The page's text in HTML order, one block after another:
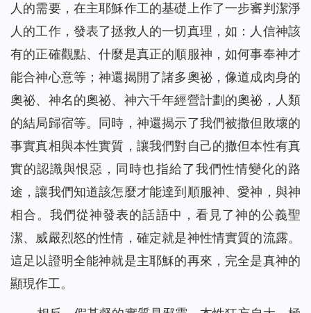
人的需要，在主耶穌作工的基礎上作了一步審判潔淨
人的工作，發表了拯救人的一切真理，如：人信神該
有的正確觀點、什麼是真正的順服神，如何事奉神才
能合神心意等；神還揭開了諸多奧祕，像道成肉身的
奧祕、神名的奧祕、神六千年經營計劃的奧祕，人類
的結局歸宿等。同時，神還揭示了我們被撒但敗壞的
事實真相與本性實質，讓我們對自己的撒但本性有真
實的認識與恨惡，同時也指給了我們性情變化的路
途，讓我們知道該怎麼才能達到順服神、愛神，與神
相合。我們從神發表的話語中，看見了神的公義聖
潔、威嚴烈怒的性情，確定就是神性情實質的流露。
這足以證明全能神就是主耶穌的再來，完全是真神的
顯現作工。